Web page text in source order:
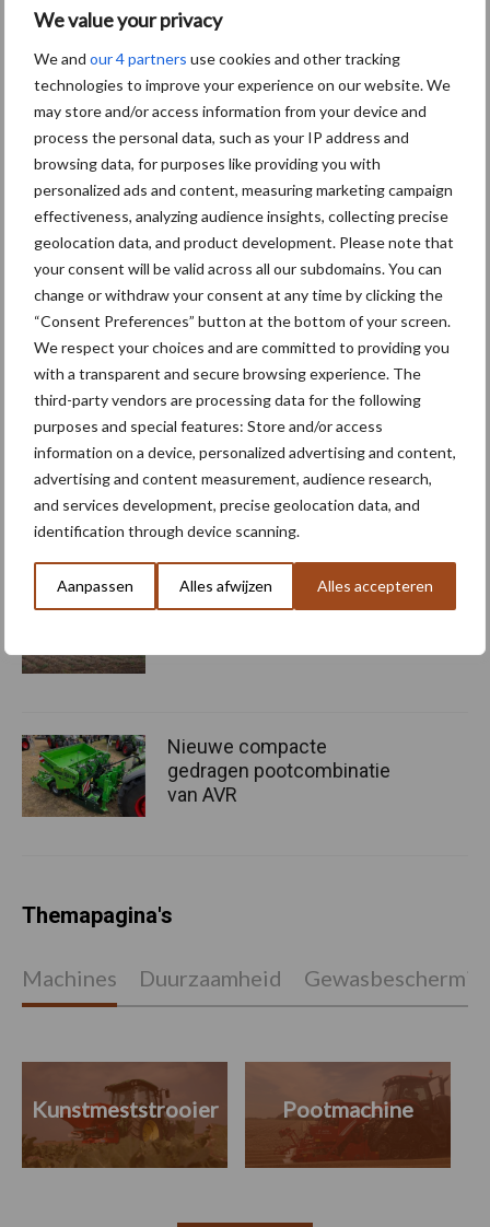
We value your privacy
We and our 4 partners use cookies and other tracking
technologies to improve your experience on our website. We
may store and/or access information from your device and
process the personal data, such as your IP address and
browsing data, for purposes like providing you with
personalized ads and content, measuring marketing campaign
effectiveness, analyzing audience insights, collecting precise
geolocation data, and product development. Please note that
your consent will be valid across all our subdomains. You can
change or withdraw your consent at any time by clicking the
“Consent Preferences” button at the bottom of your screen.
We respect your choices and are committed to providing you
with a transparent and secure browsing experience. The
third-party vendors are processing data for the following
purposes and special features: Store and/or access
information on a device, personalized advertising and content,
advertising and content measurement, audience research,
and services development, precise geolocation data, and
identification through device scanning.
Aanpassen Alles afwijzen Alles accepteren
onderhandelingspartner willen zijn voor de andere schakels in de
keten, dan is het van belang dat de POC een flinke omvang krijgt.
De huidige wettelijke mogelijkheden voor een PO bieden voor
telers de mogelijkheid om die rol van betekenis te kunnen spelen,
zonder dat dit ingrijpende gevolgen hoeft te hebben voor de
eigen bedrijfsvoering.
Meer informatie
Aanmelden kan via POConsumptieaardappelen@gmail.comof
www.POConsumptieaardappelen.nl.
Bron:NAV
Aanbevolen voor jou!
“Hoge verwachtingen van
schijven voor kouters”
Oogst biologische
Nieuwe compacte
gedragen pootcombinatie
van AVR
Themapagina's
Machines Duurzaamheid
Kunstmeststrooier Pootmachine